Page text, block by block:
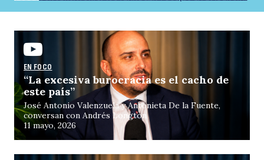
EN FOCO
“La excesiva burocracia es el cacho de
este país”
José Antonio Valenzuela y Antonieta De la Fuente,
conversan con Andrés Longton
11 mayo, 2026